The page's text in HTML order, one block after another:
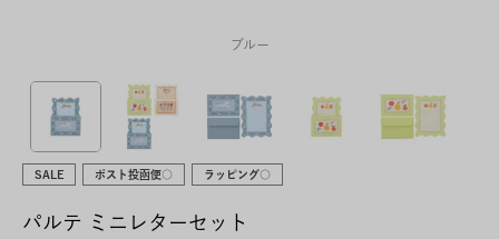
ブルー
SALE ポスト投函便○ ラッピング○
パルテ ミニレターセット